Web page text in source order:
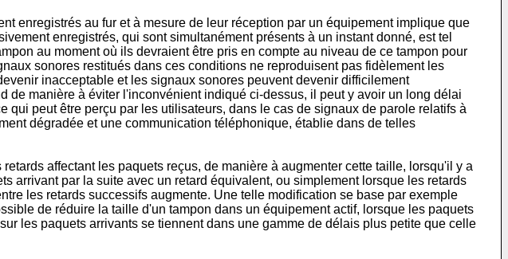
enregistrés au fur et à mesure de leur réception par un équipement implique que
enregistrés, qui sont simultanément présents à un instant donné, est tel
au moment où ils devraient être pris en compte au niveau de ce tampon pour
sonores restitués dans ces conditions ne reproduisent pas fidèlement les
inacceptable et les signaux sonores peuvent devenir difficilement
manière à éviter l'inconvénient indiqué ci-dessus, il peut y avoir un long délai
peut être perçu par les utilisateurs, dans le cas de signaux de parole relatifs à
dégradée et une communication téléphonique, établie dans de telles
affectant les paquets reçus, de manière à augmenter cette taille, lorsqu'il y a
arrivant par la suite avec un retard équivalent, ou simplement lorsque les retards
les retards successifs augmente. Une telle modification se base par exemple
de réduire la taille d'un tampon dans un équipement actif, lorsque les paquets
les paquets arrivants se tiennent dans une gamme de délais plus petite que celle